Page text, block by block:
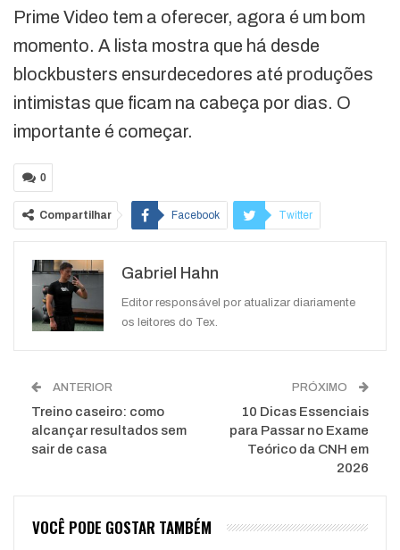
Prime Video tem a oferecer, agora é um bom
momento. A lista mostra que há desde
blockbusters ensurdecedores até produções
intimistas que ficam na cabeça por dias. O
importante é começar.
0
Compartilhar Facebook Twitter
WhatsApp
Gabriel Hahn
Editor responsável por atualizar diariamente
os leitores do Tex.
ANTERIOR
Treino caseiro: como
alcançar resultados sem
sair de casa
PRÓXIMO
10 Dicas Essenciais
para Passar no Exame
Teórico da CNH em
2026
VOCÊ PODE GOSTAR TAMBÉM